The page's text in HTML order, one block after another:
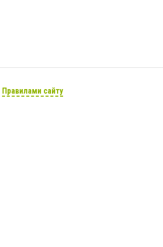
Правилами сайту